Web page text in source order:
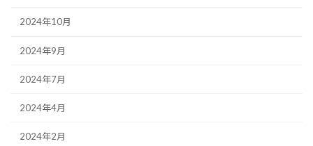
2024年10月
2024年9月
2024年7月
2024年4月
2024年2月